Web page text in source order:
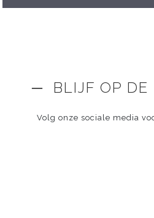
─ BLIJF OP
Volg onze sociale media